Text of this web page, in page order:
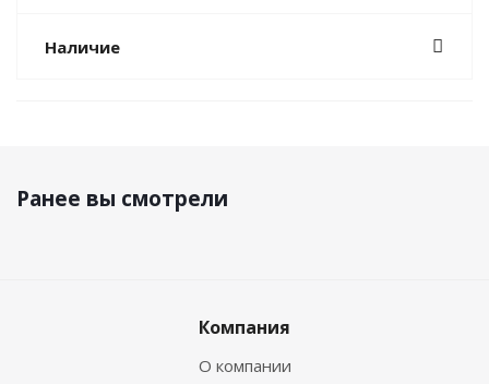
Наличие
Ранее вы смотрели
Компания
О компании